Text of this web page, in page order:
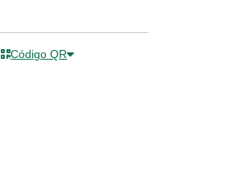
Código QR